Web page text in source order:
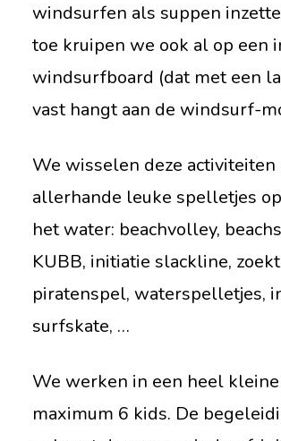
windsurfen als suppen
toe kruipen we ook al op een
windsurfboard (dat met een
vast hangt aan de windsurf-
We wisselen deze activiteiten
allerhande leuke spelletjes
het water: beachvolley,
KUBB, initiatie slackline,
piratenspel, waterspelletjes,
surfskate, …
We werken in een heel
maximum 6 kids. De